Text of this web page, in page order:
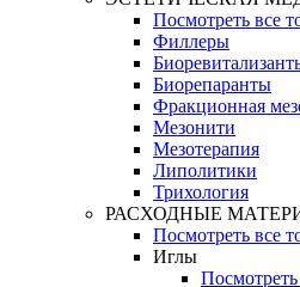
Посмотреть все
Филлеры
Биорепаранты
Фракционная
Мезонити
Мезотерапия
Липолитики
Трихология
РАСХОДНЫЕ
Посмотреть все
Иглы